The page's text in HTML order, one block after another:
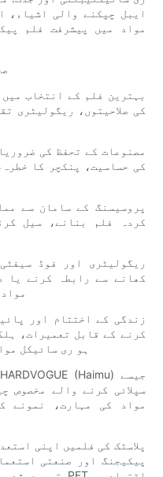
ایبل چپکنے والی اشیاء،
مواد میں پیشرفت فلم
بہترین فلم کے انتخاب
کی صلاحیتوں، ریگولیٹری
کی حساسیت، پنکچر کا
کردہ فلم بنانے، سیل
کھانے سے رابطہ کرنے یا
کرنے کے قابل تعمیرات،
ہو ری سائیکل
سپلائی کرنے والے مخصوص
مواد کی مہارت، نمونے
پلاسٹک کی فلمیں اپنی
پیکیجنگ اور صنعتی